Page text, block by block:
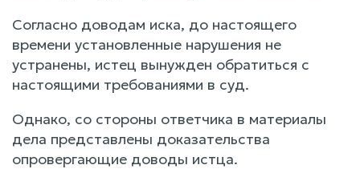
Согласно доводам иска, до настоящего
времени установленные нарушения не
устранены, истец вынужден обратиться с
настоящими требованиями в суд.
Однако, со стороны ответчика в материалы
дела представлены доказательства
опровергающие доводы истца.